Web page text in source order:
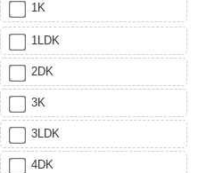
1K
1LDK
2DK
3K
3LDK
4DK